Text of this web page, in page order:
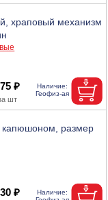
храповый механизм
₽
капюшоном, размер
₽